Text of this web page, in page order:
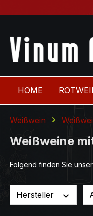
HOME
Weißwein
Weißweine
Folgend finden Sie
Hersteller